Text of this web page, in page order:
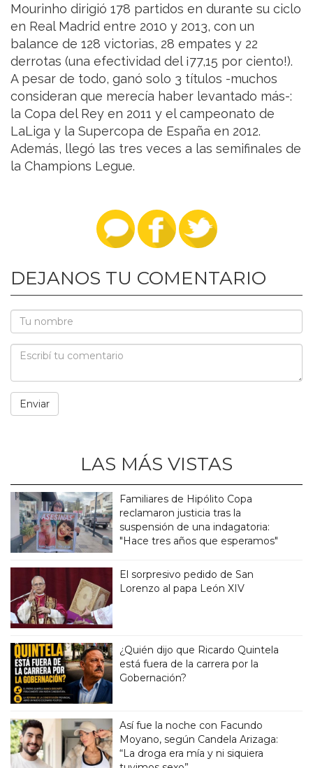
Mourinho dirigió 178 partidos en durante su ciclo
en Real Madrid entre 2010 y 2013, con un
balance de 128 victorias, 28 empates y 22
derrotas (una efectividad del ¡77,15 por ciento!).
A pesar de todo, ganó solo 3 títulos -muchos
consideran que merecía haber levantado más-:
la Copa del Rey en 2011 y el campeonato de
LaLiga y la Supercopa de España en 2012.
Además, llegó las tres veces a las semifinales de
la Champions Legue.
DEJANOS TU COMENTARIO
LAS MÁS VISTAS
Familiares de Hipólito Copa
reclamaron justicia tras la
suspensión de una indagatoria:
"Hace tres años que esperamos"
El sorpresivo pedido de San
Lorenzo al papa León XIV
¿Quién dijo que Ricardo Quintela
está fuera de la carrera por la
Gobernación?
Así fue la noche con Facundo
Moyano, según Candela Arizaga:
“La droga era mía y ni siquiera